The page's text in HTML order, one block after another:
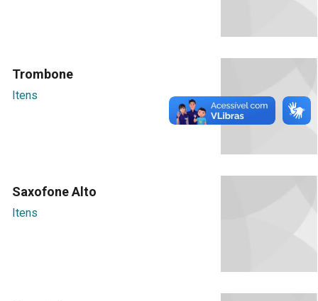
Trombone
Itens
Saxofone Alto
Itens